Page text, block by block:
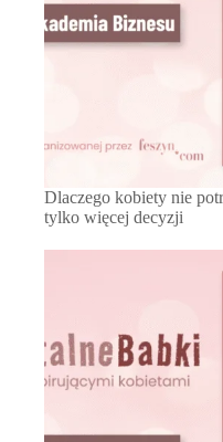
Dlaczego kobiety nie
tylko więcej decyzji